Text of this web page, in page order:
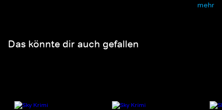
mehr
Das könnte dir auch gefallen